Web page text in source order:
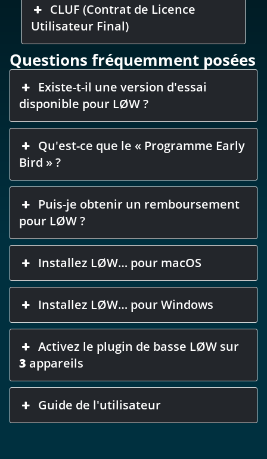
CLUF (Contrat de Licence
Utilisateur Final)
Questions fréquemment posées
Existe-t-il une version d'essai
disponible pour LØW ?
Qu'est-ce que le « Programme Early
Bird » ?
Puis-je obtenir un remboursement
pour LØW ?
Installez LØW… pour macOS
Installez LØW… pour Windows
Activez le plugin de basse LØW sur
3 appareils
Guide de l'utilisateur